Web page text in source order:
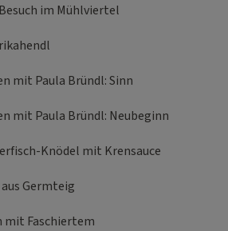
im Mühlviertel
mit Paula Bründl: Sinn
mit Paula Bründl: Neubeginn
Knödel mit Krensauce
Germteig
mit Faschiertem